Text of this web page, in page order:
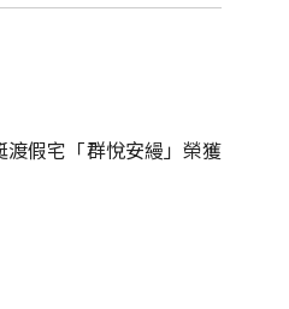
假宅「群悅安縵」榮獲